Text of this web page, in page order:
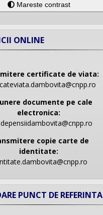
Mareste contrast
ONLINE
certificate de viata:
documente pe cale
electronica:
copie carte de
identitate:
PUNCT DE REFERINTA